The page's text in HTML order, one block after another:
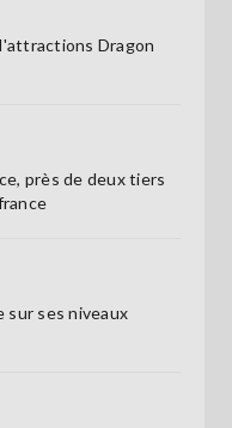
Dragon
près de deux tiers
sur ses niveaux